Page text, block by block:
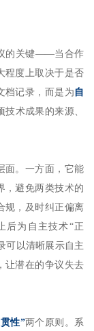
的关键——当合作
程度上取决于是否
档记录，而是为 自
技术成果的来源、
面。一方面，它能
，避免两类技术的
规，及时纠正偏离
后为自主技术“正
可以清晰展示自主
让潜在的争议失去
性”两个原则。系